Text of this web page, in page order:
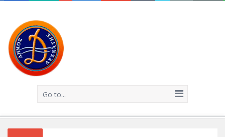
Go to...